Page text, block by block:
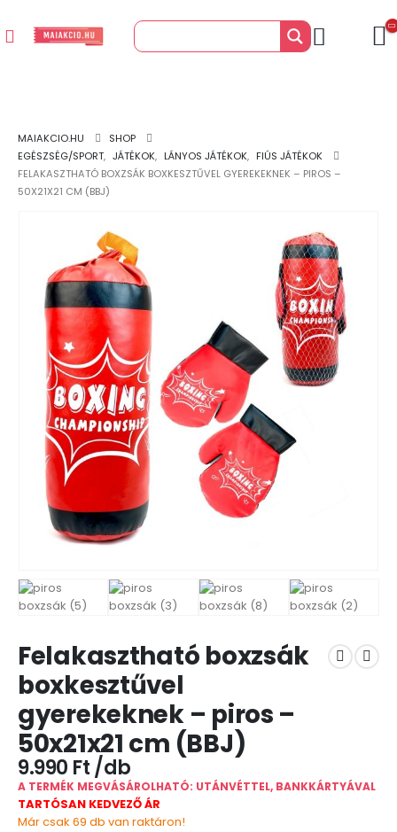
MAIAKCIO.HU
SHOP
EGÉSZSÉG/SPORT, JÁTÉKOK, LÁNYOS JÁTÉKOK, FIÚS JÁTÉKOK
FELAKASZTHATÓ BOXZSÁK BOXKESZTŰVEL GYEREKEKNEK – PIROS –
50X21X21 CM (BBJ)
Felakasztható boxzsák
boxkesztűvel
gyerekeknek – piros –
50x21x21 cm (BBJ)
9.990 Ft
A TERMÉK MEGVÁSÁROLHATÓ: UTÁNVÉTTEL, BANKKÁRTYÁVAL
TARTÓSAN KEDVEZŐ ÁR
Már csak 69 db van raktáron!